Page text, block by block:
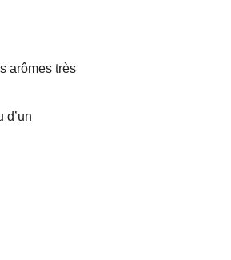
arômes très
d’un